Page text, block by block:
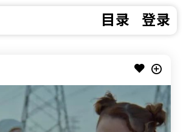
目录 登录